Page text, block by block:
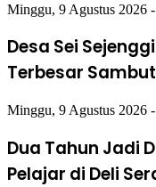
Minggu, 9 Agustus 2026
Desa Sei
Terbesar Sambut
Minggu, 9 Agustus 2026
Dua Tahun Jadi
Pelajar di Deli